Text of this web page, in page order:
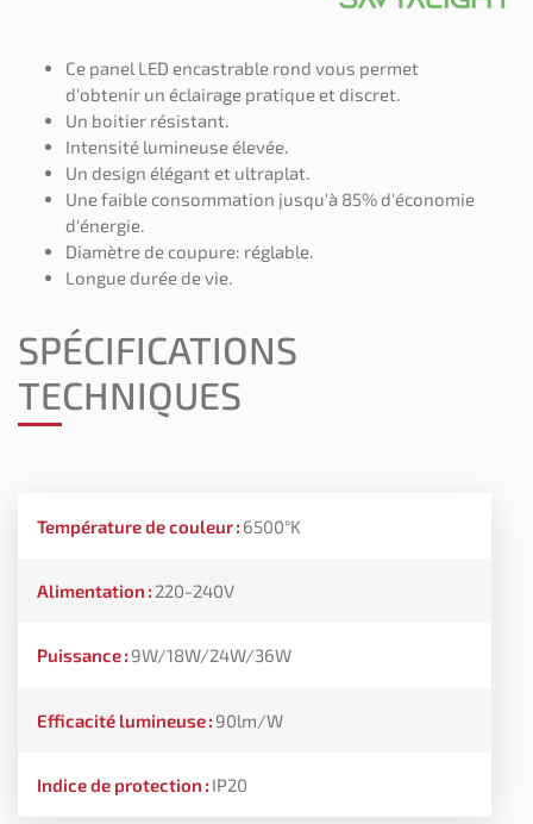
Ce panel LED encastrable rond vous permet
d'obtenir un éclairage pratique et discret.
Un boitier résistant.
Intensité lumineuse élevée.
Un design élégant et ultraplat.
Une faible consommation jusqu'à 85% d'économie
d'énergie.
Diamètre de coupure: réglable.
Longue durée de vie.
SPÉCIFICATIONS
TECHNIQUES
Température de couleur: 6500°K
Alimentation : 220-240V
Puissance: 9W/18W/24W/36W
Efficacité lumineuse: 90lm/W
Indice de protection : IP20